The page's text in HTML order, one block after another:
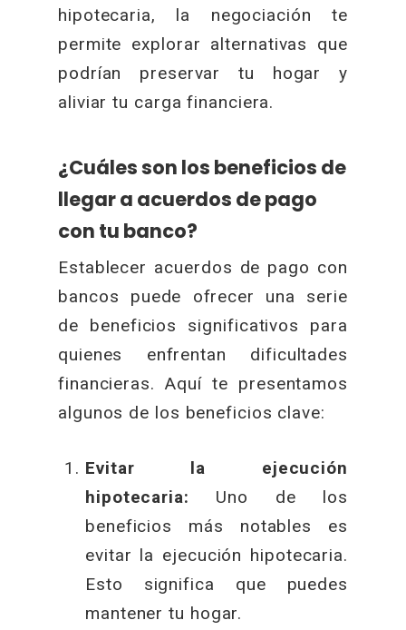
hipotecaria, la negociación te
permite explorar alternativas que
podrían preservar tu hogar y
aliviar tu carga financiera.
¿Cuáles son los beneficios de
llegar a acuerdos de pago
con tu banco?
Establecer acuerdos de pago con
bancos puede ofrecer una serie
de beneficios significativos para
quienes enfrentan dificultades
financieras. Aquí te presentamos
algunos de los beneficios clave:
Evitar la ejecución
hipotecaria: Uno de los
beneficios más notables es
evitar la ejecución hipotecaria.
Esto significa que puedes
mantener tu hogar.